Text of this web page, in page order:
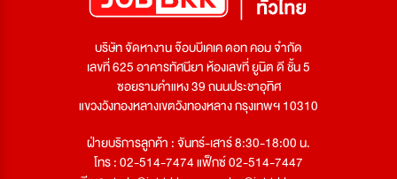
บริษัท จัดหางาน จ๊อบบีเคเค ดอท คอม จำกัด
เลขที่ 625 อาคารทัศนียา ห้องเลขที่ ยูนิต ดี ชั้น 5
ซอยรามคำแหง 39 ถนนประชาอุทิศ
แขวงวังทองหลางเขตวังทองหลาง กรุงเทพฯ 10310
ฝ่ายบริการลูกค้า : จันทร์-เสาร์ 8:30-18:00 น.
โทร : 02-514-7474 แฟ็กซ์ 02-514-7447